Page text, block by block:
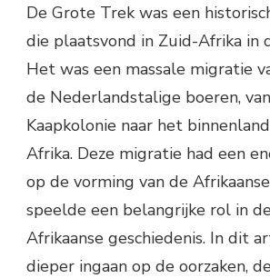
De Grote Trek was een
die plaatsvond in Zuid-Afrika in
Het was een massale migratie
de Nederlandstalige boeren,
Kaapkolonie naar het
Afrika. Deze migratie had een
op de vorming van de
speelde een belangrijke rol in
Afrikaanse geschiedenis. In dit
dieper ingaan op de oorzaken,